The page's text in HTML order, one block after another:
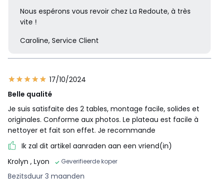
Nous espérons vous revoir chez La Redoute, à très
vite !
Caroline, Service Client
17/10/2024
Belle qualité
Je suis satisfaite des 2 tables, montage facile, solides et
originales. Conforme aux photos. Le plateau est facile à
nettoyer et fait son effet. Je recommande
Ik zal dit artikel aanraden aan een vriend(in)
Krolyn , Lyon Geverifieerde koper
Bezitsduur 3 maanden